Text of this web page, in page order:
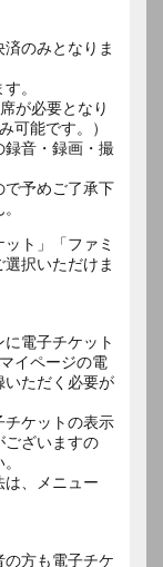
のみとなりま
。
が必要となり
可能です。）
音・録画・撮
予めご了承下
ト」「ファミ
択いただけま
電子チケット
イページの電
いただく必要が
チケットの表示
ございますの
、メニュー
方も電子チケ